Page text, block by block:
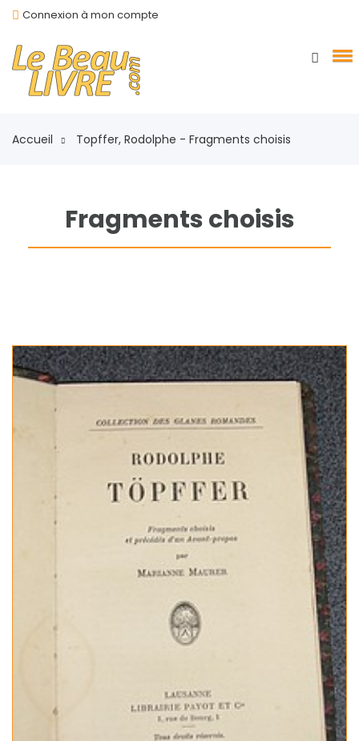
Connexion à mon compte
Accueil Topffer, Rodolphe - Fragments choisis
Fragments choisis